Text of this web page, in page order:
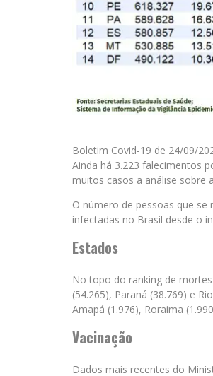
Boletim Covid-19 de 24/09/
Ainda há 3.223 falecimentos
muitos casos a análise sobre
O número de pessoas que se
infectadas no Brasil desde o
Estados
No topo do ranking de
(54.265), Paraná (38.769) e
Amapá (1.976), Roraima
Vacinação
Dados mais recentes do